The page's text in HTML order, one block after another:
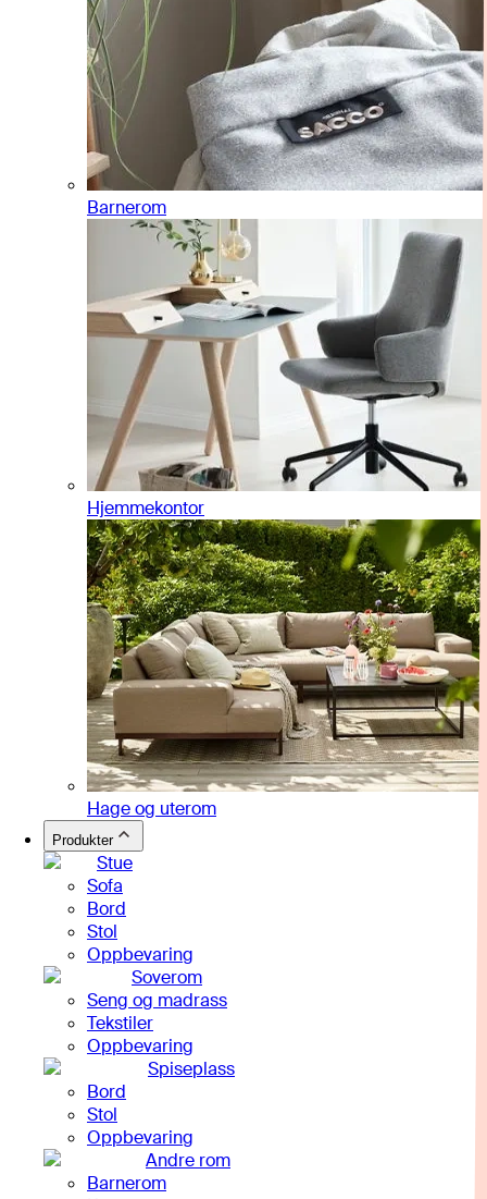
Barnerom
Hjemmekontor
Hage og uterom
Produkter
Stue
Sofa
Bord
Stol
Oppbevaring
Soverom
Seng og madrass
Tekstiler
Oppbevaring
Spiseplass
Bord
Stol
Oppbevaring
Andre rom
Barnerom